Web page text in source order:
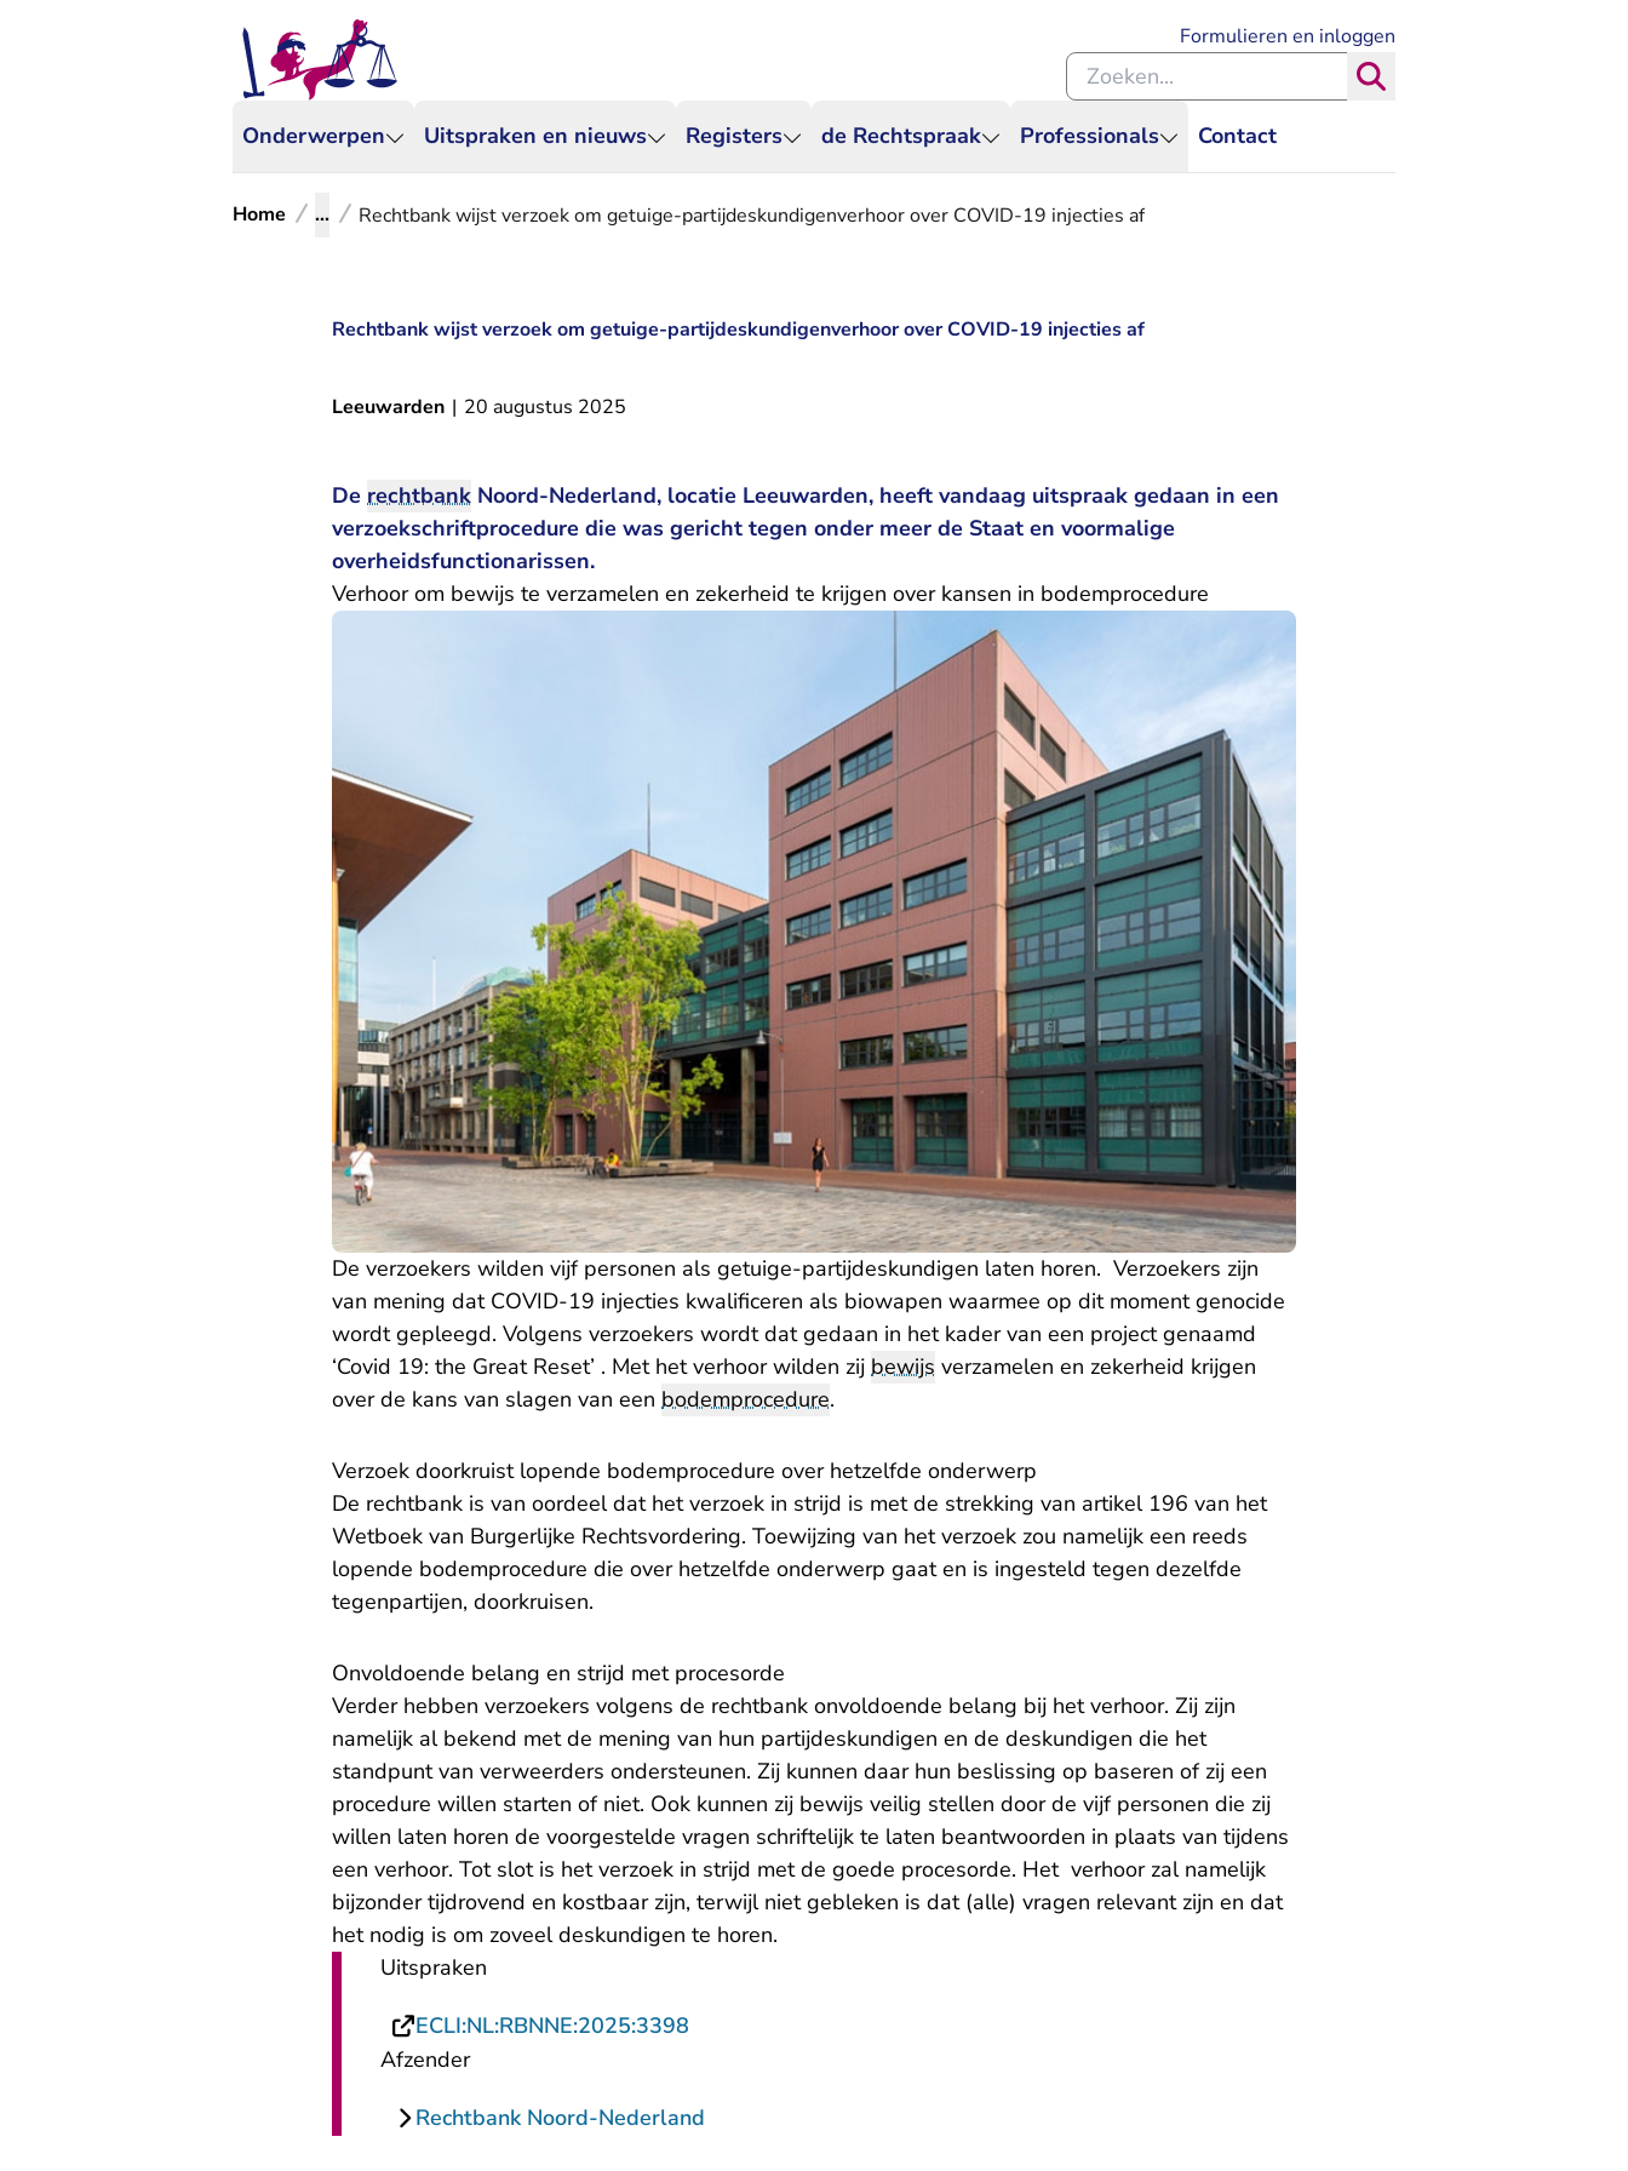
Onderwerpen Uitspraken en nieuws Registers de Rechtspraak Professionals Contact
Formulieren en inloggen
Zoeken binnen de Rechtspraak
Home ... Rechtbank wijst verzoek om getuige-partijdeskundigenverhoor over COVID-19 injecties af
Rechtbank wijst verzoek om getuige-partijdeskundigenverhoor over COVID-19 injecties af
Leeuwarden | 20 augustus 2025
De rechtbank Noord-Nederland, locatie Leeuwarden, heeft vandaag uitspraak gedaan in een
verzoekschriftprocedure die was gericht tegen onder meer de Staat en voormalige
overheidsfunctionarissen.
Verhoor om bewijs te verzamelen en zekerheid te krijgen over kansen in bodemprocedure
De verzoekers wilden vijf personen als getuige-partijdeskundigen laten horen. Verzoekers zijn
van mening dat COVID-19 injecties kwalificeren als biowapen waarmee op dit moment genocide
wordt gepleegd. Volgens verzoekers wordt dat gedaan in het kader van een project genaamd
‘Covid 19: the Great Reset’ . Met het verhoor wilden zij bewijs verzamelen en zekerheid krijgen
over de kans van slagen van een bodemprocedure.
Verzoek doorkruist lopende bodemprocedure over hetzelfde onderwerp
De rechtbank is van oordeel dat het verzoek in strijd is met de strekking van artikel 196 van het
Wetboek van Burgerlijke Rechtsvordering. Toewijzing van het verzoek zou namelijk een reeds
lopende bodemprocedure die over hetzelfde onderwerp gaat en is ingesteld tegen dezelfde
tegenpartijen, doorkruisen.
Onvoldoende belang en strijd met procesorde
Verder hebben verzoekers volgens de rechtbank onvoldoende belang bij het verhoor. Zij zijn
namelijk al bekend met de mening van hun partijdeskundigen en de deskundigen die het
standpunt van verweerders ondersteunen. Zij kunnen daar hun beslissing op baseren of zij een
procedure willen starten of niet. Ook kunnen zij bewijs veilig stellen door de vijf personen die zij
willen laten horen de voorgestelde vragen schriftelijk te laten beantwoorden in plaats van tijdens
een verhoor. Tot slot is het verzoek in strijd met de goede procesorde. Het verhoor zal namelijk
bijzonder tijdrovend en kostbaar zijn, terwijl niet gebleken is dat (alle) vragen relevant zijn en dat
het nodig is om zoveel deskundigen te horen.
Uitspraken
ECLI:NL:RBNNE:2025:3398
Afzender
Rechtbank Noord-Nederland